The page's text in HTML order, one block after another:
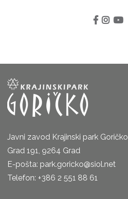
Javni zavod Krajinski park Goričko
Grad 191, 9264 Grad
E-pošta: park.goricko@siol.net
Telefon: +386 2 551 88 61